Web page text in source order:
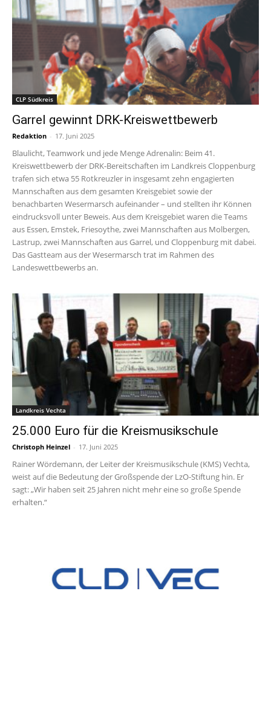
CLP Südkreis
Garrel gewinnt DRK-Kreiswettbewerb
Redaktion - 17. Juni 2025
Blaulicht, Teamwork und jede Menge Adrenalin: Beim 41.
Kreiswettbewerb der DRK-Bereitschaften im Landkreis Cloppenburg
trafen sich etwa 55 Rotkreuzler in insgesamt zehn engagierten
Mannschaften aus dem gesamten Kreisgebiet sowie der
benachbarten Wesermarsch aufeinander – und stellten ihr Können
eindrucksvoll unter Beweis. Aus dem Kreisgebiet waren die Teams
aus Essen, Emstek, Friesoythe, zwei Mannschaften aus Molbergen,
Lastrup, zwei Mannschaften aus Garrel, und Cloppenburg mit dabei.
Das Gastteam aus der Wesermarsch trat im Rahmen des
Landeswettbewerbs an.
Landkreis Vechta
25.000 Euro für die Kreismusikschule
Christoph Heinzel - 17. Juni 2025
Rainer Wördemann, der Leiter der Kreismusikschule (KMS) Vechta,
weist auf die Bedeutung der Großspende der LzO-Stiftung hin. Er
sagt: „Wir haben seit 25 Jahren nicht mehr eine so große Spende
erhalten.“